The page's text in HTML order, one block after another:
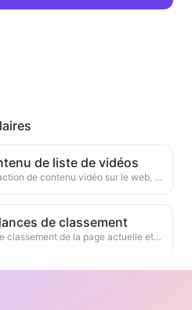
de liste de vidéos
Un outil efficace d'extraction de contenu vidéo sur le web, capable de scanner rapidement les pages et d'organiser les informations vidéo dans un tableau Markdown structuré.
de classement
Analyse des données de classement de la page actuelle et génération de rapports de tendance. Identification des catégories populaires, des types de produits en forte croissance et des technologies émergentes. Fourniture d'informations instantanées sur le marché pour vous aider à comprendre les dernières tendances des produits et les évolutions du marché.